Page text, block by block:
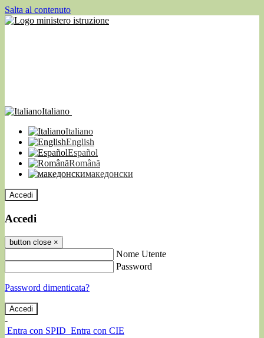
Salta al contenuto
Italiano
Italiano
English
Español
Română
македонски
Accedi
Accedi
button close ×
Nome Utente
Password
Password dimenticata?
-
Entra con SPID Entra con CIE